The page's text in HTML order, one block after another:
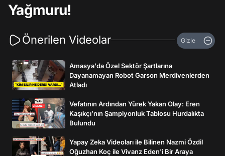
Yağmuru!
Önerilen Videolar Gizle
Amasya'da Özel Sektör Şartlarına
Dayanamayan Robot Garson Merdivenlerden
Atladı
Vefatının Ardından Yürek Yakan Olay: Eren
Kaşıkçı’nın Şampiyonluk Tablosu Hurdalıkta
Bulundu
Yapay Zeka Videoları ile Bilinen Nazmi Özdil
Oğuzhan Koç ile Vivanz Eden'i Bir Araya